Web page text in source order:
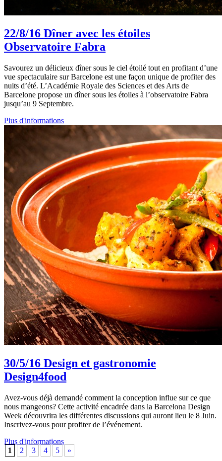
22/8/16 Dîner avec les étoiles
Observatoire Fabra
Savourez un délicieux dîner sous le ciel étoilé tout en profitant d’une
vue spectaculaire sur Barcelone est une façon unique de profiter des
nuits d’été. L’Académie Royale des Sciences et des Arts de
Barcelone propose un dîner sous les étoiles à l’observatoire Fabra
jusqu’au 9 Septembre.
Plus d'informations
30/5/16 Design et gastronomie
Design4food
Avez-vous déjà demandé comment la conception influe sur ce que
nous mangeons? Cette activité encadrée dans la Barcelona Design
Week découvrira les différentes discussions qui auront lieu le 8 Juin.
Inscrivez-vous pour profiter de l’événement.
Plus d'informations
1
2 3 4 5
»